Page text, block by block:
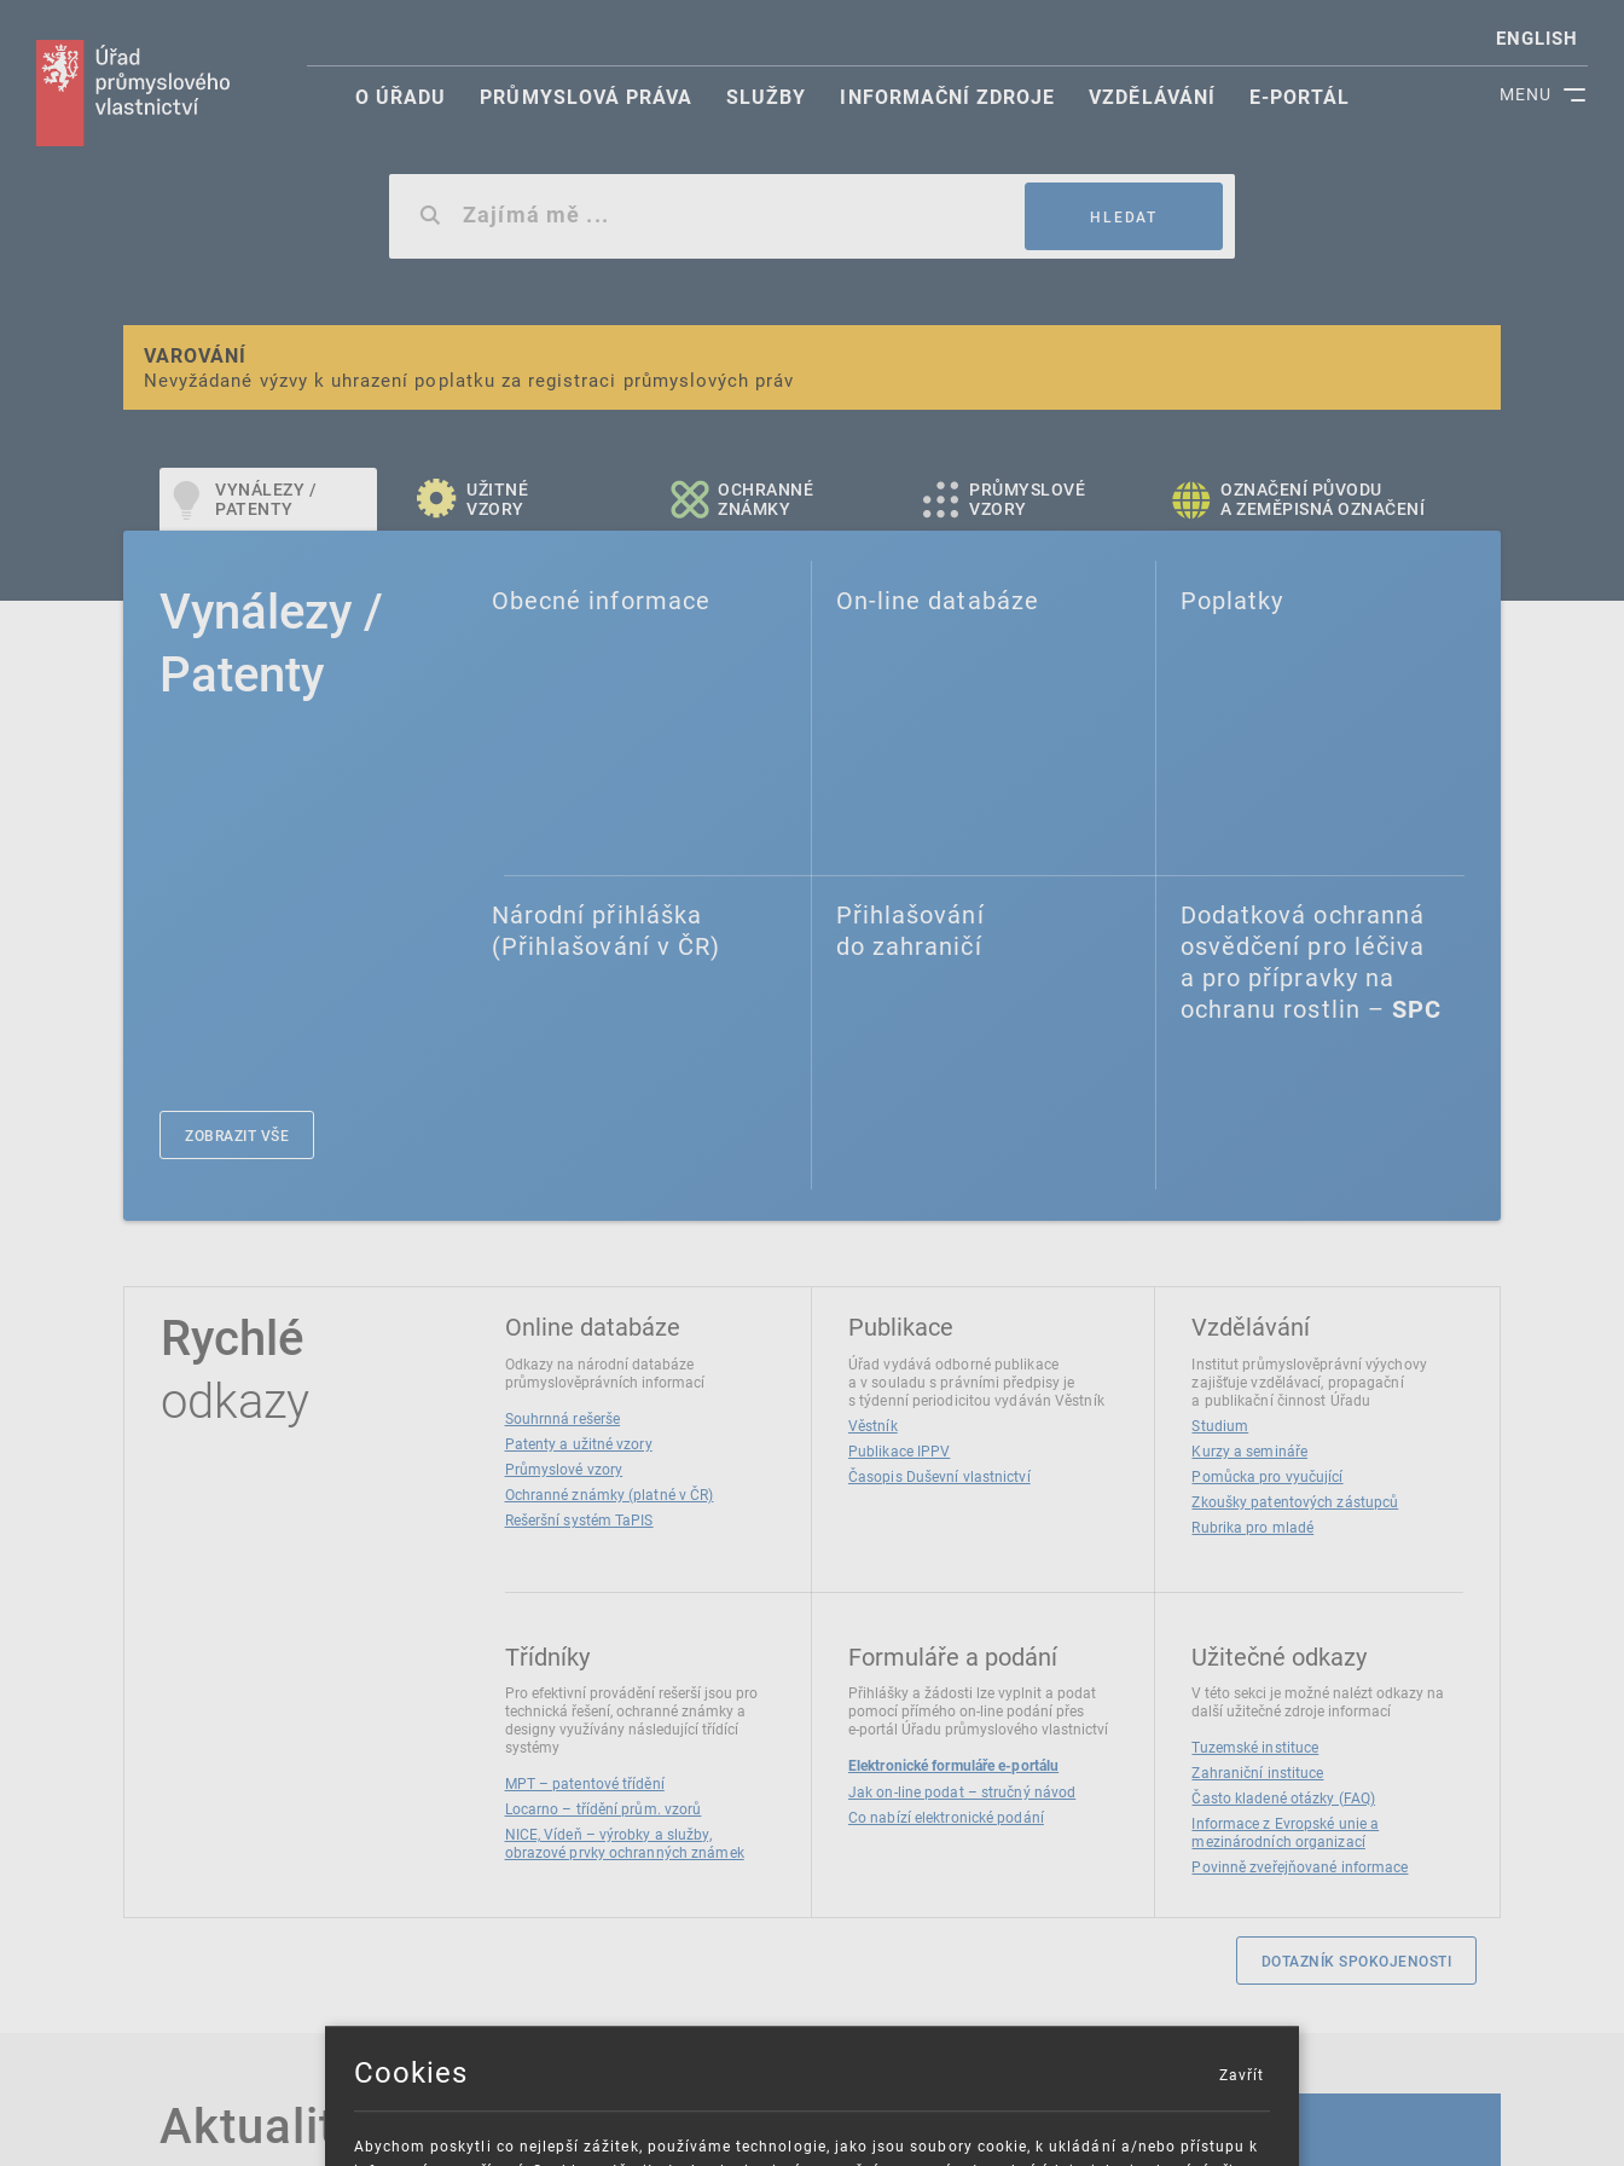
MENU
ENGLISH
O ÚŘADU PRŮMYSLOVÁ PRÁVA SLUŽBY INFORMAČNÍ ZDROJE VZDĚLÁVÁNÍ E-PORTÁL
HLEDAT
VAROVÁNÍ
Nevyžádané výzvy k uhrazení poplatku za registraci průmyslových práv
Finanční podpora
pro správu duševního vlastnictví pro malé a střední podniky
VYNÁLEZY /
PATENTY
UŽITNÉ
VZORY
OCHRANNÉ
ZNÁMKY
PRŮMYSLOVÉ
VZORY
OZNAČENÍ PŮVODU
A ZEMĚPISNÁ OZNAČENÍ
Vynálezy /
Patenty
Obecné informace On-line databáze Poplatky
Národní přihláška
(Přihlašování v ČR)
Přihlašování
do zahraničí
Dodatková ochranná
osvědčení pro léčiva
a pro přípravky na
ochranu rostlin – SPC
ZOBRAZIT VŠE
Rychlé
odkazy
Online databáze
Odkazy na národní databáze
průmyslověprávních informací
Souhrnná rešerše
Patenty a užitné vzory
Průmyslové vzory
Ochranné známky (platné v ČR)
Rešeršní systém TaPIS
Publikace
Úřad vydává odborné publikace
a v souladu s právními předpisy je
s týdenní periodicitou vydáván Věstník
Věstník
Publikace IPPV
Časopis Duševní vlastnictví
Vzdělávání
Institut průmyslověprávní výychovy
zajišťuje vzdělávací, propagační
a publikační činnost Úřadu
Studium
Kurzy a semináře
Pomůcka pro vyučující
Zkoušky patentových zástupců
Rubrika pro mladé
Třídníky
Pro efektivní provádění rešerší jsou pro
technická řešení, ochranné známky a
designy využívány následující třídící
systémy
MPT – patentové třídění
Locarno – třídění prům. vzorů
NICE, Vídeň – výrobky a služby,
obrazové prvky ochranných známek
Formuláře a podání
Přihlášky a žádosti lze vyplnit a podat
pomocí přímého on‑line podání přes
e‑portál Úřadu průmyslového vlastnictví
Elektronické formuláře e-portálu
Jak on-line podat – stručný návod
Co nabízí elektronické podání
Užitečné odkazy
V této sekci je možné nalézt odkazy na
další užitečné zdroje informací
Tuzemské instituce
Zahraniční instituce
Často kladené otázky (FAQ)
Informace z Evropské unie a
mezinárodních organizací
Povinně zveřejňované informace
DOTAZNÍK SPOKOJENOSTI
Aktuality KALENDÁŘ
Cookies
Abychom poskytli co nejlepší zážitek, používáme technologie, jako jsou soubory cookie, k ukládání a/nebo přístupu k
Zavřít